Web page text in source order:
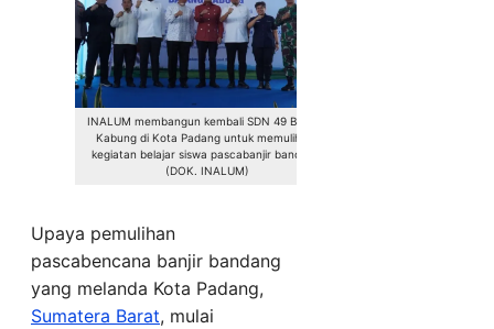
INALUM membangun kembali SDN 49 Batang
Kabung di Kota Padang untuk memulihkan
kegiatan belajar siswa pascabanjir bandang.
(DOK. INALUM)
Upaya pemulihan
pascabencana banjir bandang
yang melanda Kota Padang,
Sumatera Barat, mulai